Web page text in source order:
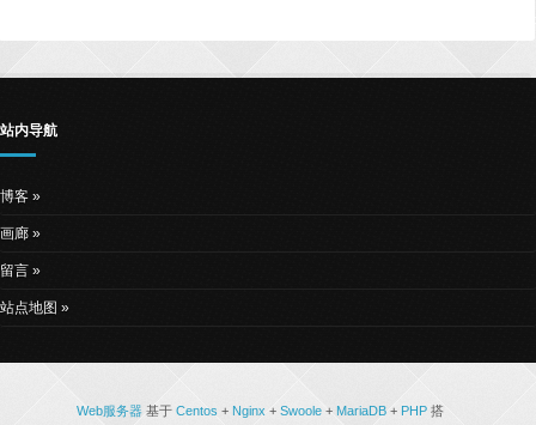
站内导航
博客
画廊
留言
站点地图
Web服务器 基于 Centos + Nginx + Swoole + MariaDB + PHP 搭